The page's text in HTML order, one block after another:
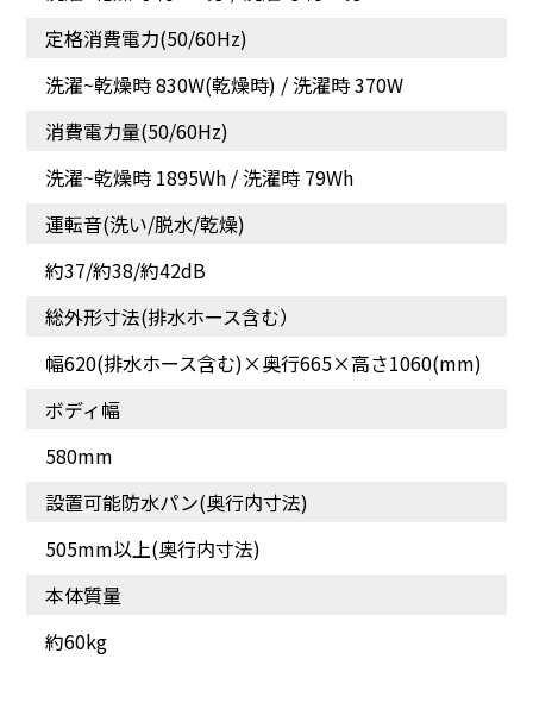
定格消費電力(50/60Hz)
洗濯~乾燥時 830W(乾燥時) / 洗濯時 370W
消費電力量(50/60Hz)
洗濯~乾燥時 1895Wh / 洗濯時 79Wh
運転音(洗い/脱水/乾燥)
約37/約38/約42dB
総外形寸法(排水ホース含む）
幅620(排水ホース含む)×奥行665×高さ1060(mm)
ボディ幅
580mm
設置可能防水パン(奥行内寸法)
505mm以上(奥行内寸法)
本体質量
約60kg